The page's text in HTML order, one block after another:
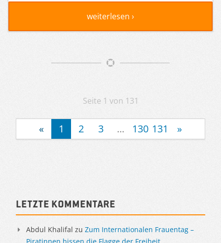
weiterlesen ›
Artikelnavigation
Seite 1 von 131
« 1 2 3 ... 130 131 »
Sidebar
Letzte Kommentare
Abdul Khalifal zu Zum Internationalen Frauentag –